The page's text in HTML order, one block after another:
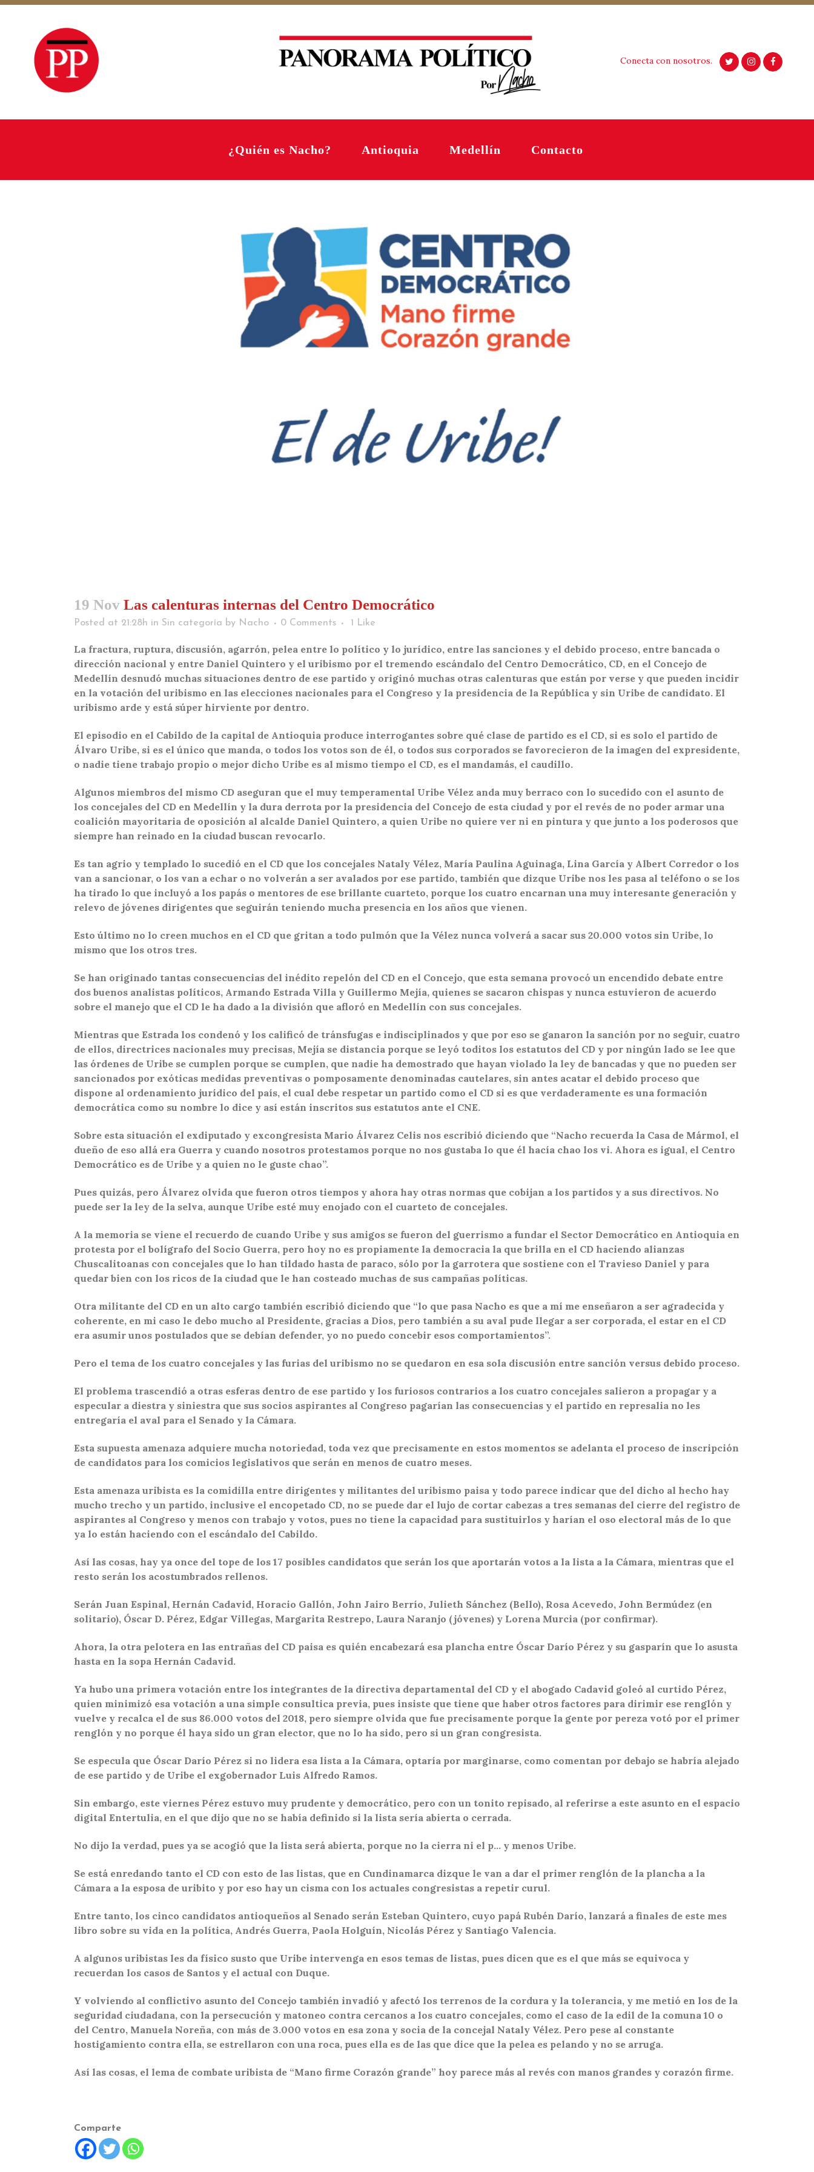
Conecta con nosotros.
¿Quién es Nacho? Antioquia Medellín Contacto
19 Nov Las calenturas internas del Centro Democrático
Posted at 21:28h in Sin categoría by Nacho 0 Comments 1 Like
La fractura, ruptura, discusión, agarrón, pelea entre lo político y lo jurídico, entre las sanciones y el debido proceso, entre bancada o
dirección nacional y entre Daniel Quintero y el uribismo por el tremendo escándalo del Centro Democrático, CD, en el Concejo de
Medellín desnudó muchas situaciones dentro de ese partido y originó muchas otras calenturas que están por verse y que pueden incidir
en la votación del uribismo en las elecciones nacionales para el Congreso y la presidencia de la República y sin Uribe de candidato. El
uribismo arde y está súper hirviente por dentro.
El episodio en el Cabildo de la capital de Antioquia produce interrogantes sobre qué clase de partido es el CD, si es solo el partido de
Álvaro Uribe, si es el único que manda, o todos los votos son de él, o todos sus corporados se favorecieron de la imagen del expresidente,
o nadie tiene trabajo propio o mejor dicho Uribe es al mismo tiempo el CD, es el mandamás, el caudillo.
Algunos miembros del mismo CD aseguran que el muy temperamental Uribe Vélez anda muy berraco con lo sucedido con el asunto de
los concejales del CD en Medellín y la dura derrota por la presidencia del Concejo de esta ciudad y por el revés de no poder armar una
coalición mayoritaria de oposición al alcalde Daniel Quintero, a quien Uribe no quiere ver ni en pintura y que junto a los poderosos que
siempre han reinado en la ciudad buscan revocarlo.
Es tan agrio y templado lo sucedió en el CD que los concejales Nataly Vélez, María Paulina Aguinaga, Lina García y Albert Corredor o los
van a sancionar, o los van a echar o no volverán a ser avalados por ese partido, también que dizque Uribe nos les pasa al teléfono o se los
ha tirado lo que incluyó a los papás o mentores de ese brillante cuarteto, porque los cuatro encarnan una muy interesante generación y
relevo de jóvenes dirigentes que seguirán teniendo mucha presencia en los años que vienen.
Esto último no lo creen muchos en el CD que gritan a todo pulmón que la Vélez nunca volverá a sacar sus 20.000 votos sin Uribe, lo
mismo que los otros tres.
Se han originado tantas consecuencias del inédito repelón del CD en el Concejo, que esta semana provocó un encendido debate entre
dos buenos analistas políticos, Armando Estrada Villa y Guillermo Mejía, quienes se sacaron chispas y nunca estuvieron de acuerdo
sobre el manejo que el CD le ha dado a la división que afloró en Medellín con sus concejales.
Mientras que Estrada los condenó y los calificó de tránsfugas e indisciplinados y que por eso se ganaron la sanción por no seguir, cuatro
de ellos, directrices nacionales muy precisas, Mejía se distancia porque se leyó toditos los estatutos del CD y por ningún lado se lee que
las órdenes de Uribe se cumplen porque se cumplen, que nadie ha demostrado que hayan violado la ley de bancadas y que no pueden ser
sancionados por exóticas medidas preventivas o pomposamente denominadas cautelares, sin antes acatar el debido proceso que
dispone al ordenamiento jurídico del país, el cual debe respetar un partido como el CD si es que verdaderamente es una formación
democrática como su nombre lo dice y así están inscritos sus estatutos ante el CNE.
Sobre esta situación el exdiputado y excongresista Mario Álvarez Celis nos escribió diciendo que “Nacho recuerda la Casa de Mármol, el
dueño de eso allá era Guerra y cuando nosotros protestamos porque no nos gustaba lo que él hacía chao los vi. Ahora es igual, el Centro
Democrático es de Uribe y a quien no le guste chao”.
Pues quizás, pero Álvarez olvida que fueron otros tiempos y ahora hay otras normas que cobijan a los partidos y a sus directivos. No
puede ser la ley de la selva, aunque Uribe esté muy enojado con el cuarteto de concejales.
A la memoria se viene el recuerdo de cuando Uribe y sus amigos se fueron del guerrismo a fundar el Sector Democrático en Antioquia en
protesta por el bolígrafo del Socio Guerra, pero hoy no es propiamente la democracia la que brilla en el CD haciendo alianzas
Chuscalitoanas con concejales que lo han tildado hasta de paraco, sólo por la garrotera que sostiene con el Travieso Daniel y para
quedar bien con los ricos de la ciudad que le han costeado muchas de sus campañas políticas.
Otra militante del CD en un alto cargo también escribió diciendo que “lo que pasa Nacho es que a mí me enseñaron a ser agradecida y
coherente, en mi caso le debo mucho al Presidente, gracias a Dios, pero también a su aval pude llegar a ser corporada, el estar en el CD
era asumir unos postulados que se debían defender, yo no puedo concebir esos comportamientos”.
Pero el tema de los cuatro concejales y las furias del uribismo no se quedaron en esa sola discusión entre sanción versus debido proceso.
El problema trascendió a otras esferas dentro de ese partido y los furiosos contrarios a los cuatro concejales salieron a propagar y a
especular a diestra y siniestra que sus socios aspirantes al Congreso pagarían las consecuencias y el partido en represalia no les
entregaría el aval para el Senado y la Cámara.
Esta supuesta amenaza adquiere mucha notoriedad, toda vez que precisamente en estos momentos se adelanta el proceso de inscripción
de candidatos para los comicios legislativos que serán en menos de cuatro meses.
Esta amenaza uribista es la comidilla entre dirigentes y militantes del uribismo paisa y todo parece indicar que del dicho al hecho hay
mucho trecho y un partido, inclusive el encopetado CD, no se puede dar el lujo de cortar cabezas a tres semanas del cierre del registro de
aspirantes al Congreso y menos con trabajo y votos, pues no tiene la capacidad para sustituirlos y harían el oso electoral más de lo que
ya lo están haciendo con el escándalo del Cabildo.
Así las cosas, hay ya once del tope de los 17 posibles candidatos que serán los que aportarán votos a la lista a la Cámara, mientras que el
resto serán los acostumbrados rellenos.
Serán Juan Espinal, Hernán Cadavid, Horacio Gallón, John Jairo Berrío, Julieth Sánchez (Bello), Rosa Acevedo, John Bermúdez (en
solitario), Óscar D. Pérez, Edgar Villegas, Margarita Restrepo, Laura Naranjo (jóvenes) y Lorena Murcia (por confirmar).
Ahora, la otra pelotera en las entrañas del CD paisa es quién encabezará esa plancha entre Óscar Darío Pérez y su gasparín que lo asusta
hasta en la sopa Hernán Cadavid.
Ya hubo una primera votación entre los integrantes de la directiva departamental del CD y el abogado Cadavid goleó al curtido Pérez,
quien minimizó esa votación a una simple consultica previa, pues insiste que tiene que haber otros factores para dirimir ese renglón y
vuelve y recalca el de sus 86.000 votos del 2018, pero siempre olvida que fue precisamente porque la gente por pereza votó por el primer
renglón y no porque él haya sido un gran elector, que no lo ha sido, pero si un gran congresista.
Se especula que Óscar Darío Pérez si no lidera esa lista a la Cámara, optaría por marginarse, como comentan por debajo se habría alejado
de ese partido y de Uribe el exgobernador Luis Alfredo Ramos.
Sin embargo, este viernes Pérez estuvo muy prudente y democrático, pero con un tonito repisado, al referirse a este asunto en el espacio
digital Entertulia, en el que dijo que no se había definido si la lista sería abierta o cerrada.
No dijo la verdad, pues ya se acogió que la lista será abierta, porque no la cierra ni el p… y menos Uribe.
Se está enredando tanto el CD con esto de las listas, que en Cundinamarca dizque le van a dar el primer renglón de la plancha a la
Cámara a la esposa de uribito y por eso hay un cisma con los actuales congresistas a repetir curul.
Entre tanto, los cinco candidatos antioqueños al Senado serán Esteban Quintero, cuyo papá Rubén Darío, lanzará a finales de este mes
libro sobre su vida en la política, Andrés Guerra, Paola Holguín, Nicolás Pérez y Santiago Valencia.
A algunos uribistas les da físico susto que Uribe intervenga en esos temas de listas, pues dicen que es el que más se equivoca y
recuerdan los casos de Santos y el actual con Duque.
Y volviendo al conflictivo asunto del Concejo también invadió y afectó los terrenos de la cordura y la tolerancia, y me metió en los de la
seguridad ciudadana, con la persecución y matoneo contra cercanos a los cuatro concejales, como el caso de la edil de la comuna 10 o
del Centro, Manuela Noreña, con más de 3.000 votos en esa zona y socia de la concejal Nataly Vélez. Pero pese al constante
hostigamiento contra ella, se estrellaron con una roca, pues ella es de las que dice que la pelea es pelando y no se arruga.
Así las cosas, el lema de combate uribista de “Mano firme Corazón grande” hoy parece más al revés con manos grandes y corazón firme.
Comparte